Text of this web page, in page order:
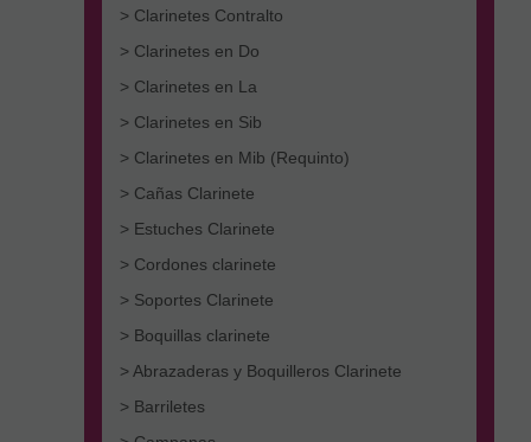
> Clarinetes Contralto
> Clarinetes en Do
> Clarinetes en La
> Clarinetes en Sib
> Clarinetes en Mib (Requinto)
> Cañas Clarinete
> Estuches Clarinete
> Cordones clarinete
> Soportes Clarinete
> Boquillas clarinete
> Abrazaderas y Boquilleros Clarinete
> Barriletes